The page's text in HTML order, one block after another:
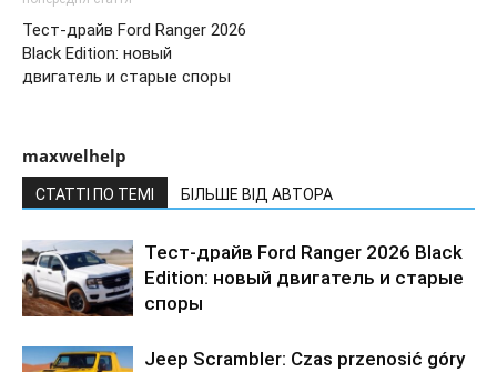
Тест-драйв Ford Ranger 2026
Black Edition: новый
двигатель и старые споры
maxwelhelp
СТАТТІ ПО ТЕМІ БІЛЬШЕ ВІД АВТОРА
Тест-драйв Ford Ranger 2026 Black
Edition: новый двигатель и старые
споры
Jeep Scrambler: Czas przenosić góry